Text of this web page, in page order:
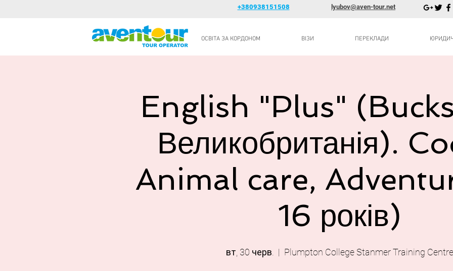
+380938151508 lyubov@aven-tour.net
ОСВІТА ЗА КОРДОНОМ ВІЗИ ПЕРЕКЛАДИ
English "Plus"
Великобританія).
Animal care,
16 років)
вт, 30 черв.
  |
Plumpton College Stanmer Training Centre